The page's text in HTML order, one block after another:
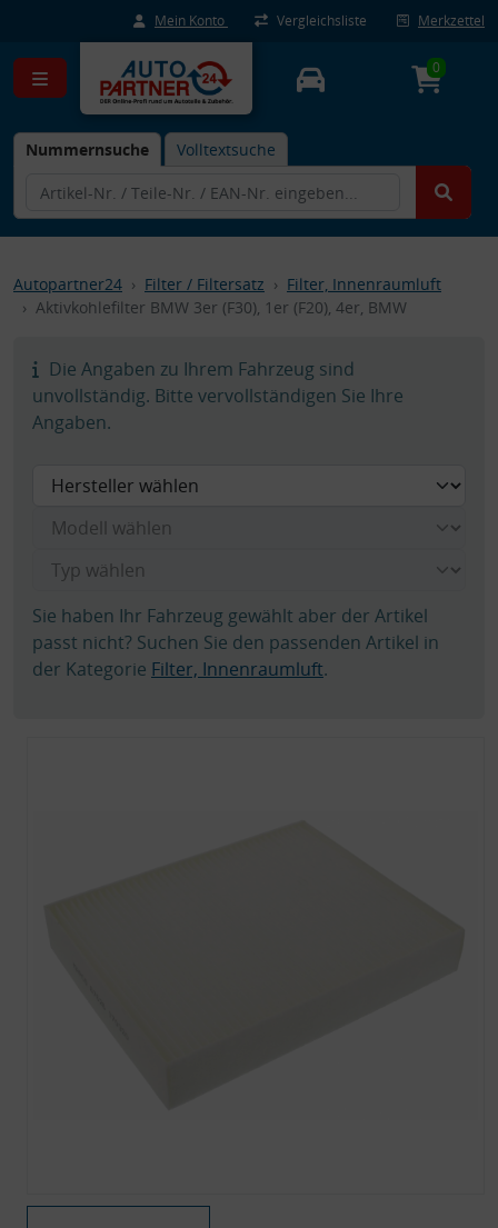
Mein Konto Vergleichsliste Merkzettel
Nummernsuche Volltextsuche
0
Autopartner24 Filter / Filtersatz
Filter, Innenraumluft
Aktivkohlefilter BMW 3er (F30), 1er (F20), 4er, BMW
Die Angaben zu Ihrem Fahrzeug sind
unvollständig. Bitte vervollständigen Sie Ihre
Angaben.
Sie haben Ihr Fahrzeug gewählt aber der Artikel
passt nicht? Suchen Sie den passenden Artikel in
der Kategorie Filter, Innenraumluft.